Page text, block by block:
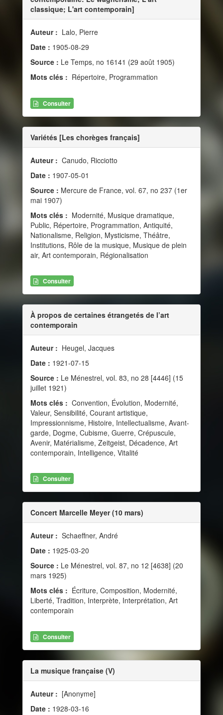
classique; L'art contemporain]
Auteur : Lalo, Pierre
Date : 1905-08-29
Source : Le Temps, no 16141 (29 août 1905)
Mots clés : Répertoire, Programmation
Consulter
Variétés [Les chorèges français]
Auteur : Canudo, Ricciotto
Date : 1907-05-01
Source : Mercure de France, vol. 67, no 237 (1er
mai 1907)
Mots clés : Modernité, Musique dramatique,
Public, Répertoire, Programmation, Antiquité,
Nationalisme, Religion, Mysticisme, Théâtre,
Institutions, Rôle de la musique, Musique de plein
air, Art contemporain, Régionalisation
Consulter
À propos de certaines étrangetés de l’art
contemporain
Auteur : Heugel, Jacques
Date : 1921-07-15
Source : Le Ménestrel, vol. 83, no 28 [4446] (15
juillet 1921)
Mots clés : Convention, Évolution, Modernité,
Valeur, Sensibilité, Courant artistique,
Impressionnisme, Histoire, Intellectualisme, Avant-
garde, Dogme, Cubisme, Guerre, Crépuscule,
Avenir, Matérialisme, Zeitgeist, Décadence, Art
contemporain, Intelligence, Vitalité
Consulter
Concert Marcelle Meyer (10 mars)
Auteur : Schaeffner, André
Date : 1925-03-20
Source : Le Ménestrel, vol. 87, no 12 [4638] (20
mars 1925)
Mots clés : Écriture, Composition, Modernité,
Liberté, Tradition, Interprète, Interprétation, Art
contemporain
Consulter
La musique française (V)
Auteur : [Anonyme]
Date : 1928-03-16